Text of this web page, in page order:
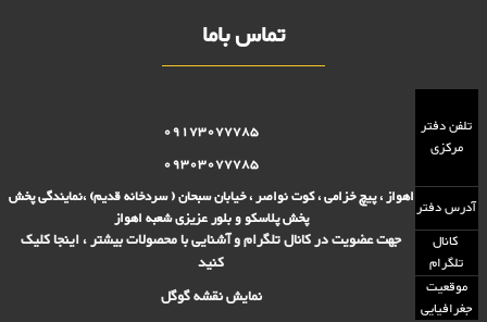
تماس باما
تلفن دفتر
مرکزی
09173077785
09303077785
آدرس دفتراهواز ، پیچ خزامی ، کوت نواصر ، خیابان سبحان ( سردخانه قدیم) ،نمایندگی پخش
پخش پلاسکو و بلور عزیزی شعبه اهواز
کانال
تلگرام
جهت عضویت در کانال تلگرام و آشنایی با محصولات بیشتر ، اینجا کلیک
کنید
موقعیت
جغرافیایی
نمایش نقشه گوگل